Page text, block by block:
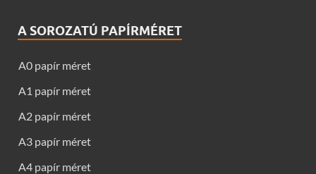
A SOROZATÚ PAPÍRMÉRET
A0 papír méret
A1 papír méret
A2 papír méret
A3 papír méret
A4 papír méret